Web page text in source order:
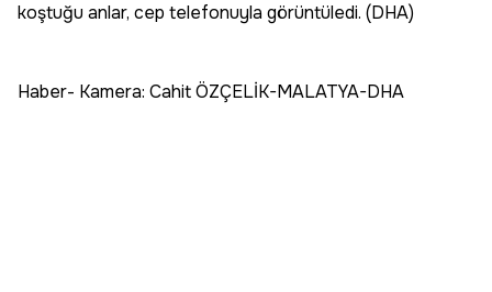
koştuğu anlar, cep telefonuyla görüntüledi. (DHA)
Haber- Kamera: Cahit ÖZÇELİK-MALATYA-DHA